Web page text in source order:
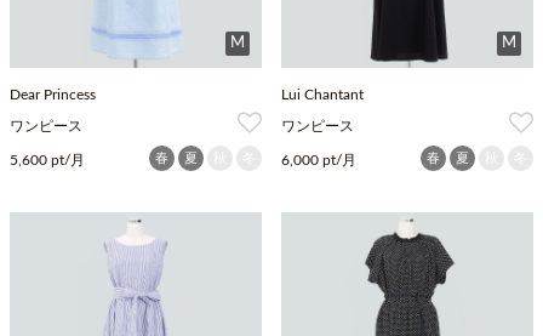
M
Dear Princess
ワンピース
5,600 pt/月 春 夏
M
Lui Chantant
ワンピース
6,000 pt/月 春 夏